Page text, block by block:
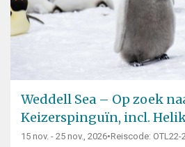
Weddell Sea – Op zoek
Keizerspinguïn, incl.
15 nov. - 25 nov., 2026•Reiscode: OTL22-